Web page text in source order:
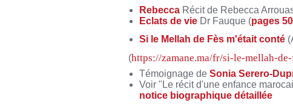
Rebecca Récit de Rebecca
Eclats de vie Dr Fauque (pages
Si le Mellah de Fès m'était conté
(https://zamane.ma/fr/si-le-mellah-
Témoignage de Sonia Serero-
Voir "Le récit d'une enfance
notice biographique détaillée